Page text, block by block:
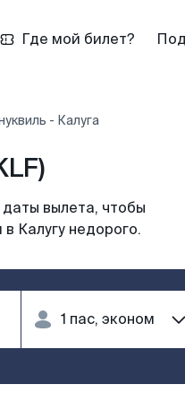
Где мой билет?
- Калуга
вылета, чтобы
Калугу недорого.